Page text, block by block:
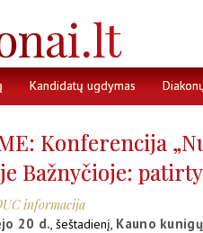
Kandidatų ugdymas
Konferencija
Bažnyčioje:
informacija
20 d., šeštadienį, Kauno kunigų